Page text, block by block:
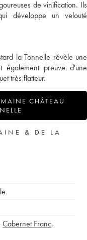
de vinification. Ils
développe un velouté
la Tonnelle révèle une
également preuve d'une
très flatteur.
CHÂTEAU
& DE LA
Cabernet Franc,